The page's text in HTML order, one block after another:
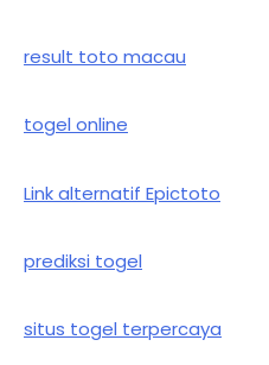
result toto macau
togel online
Link alternatif Epictoto
prediksi togel
situs togel terpercaya